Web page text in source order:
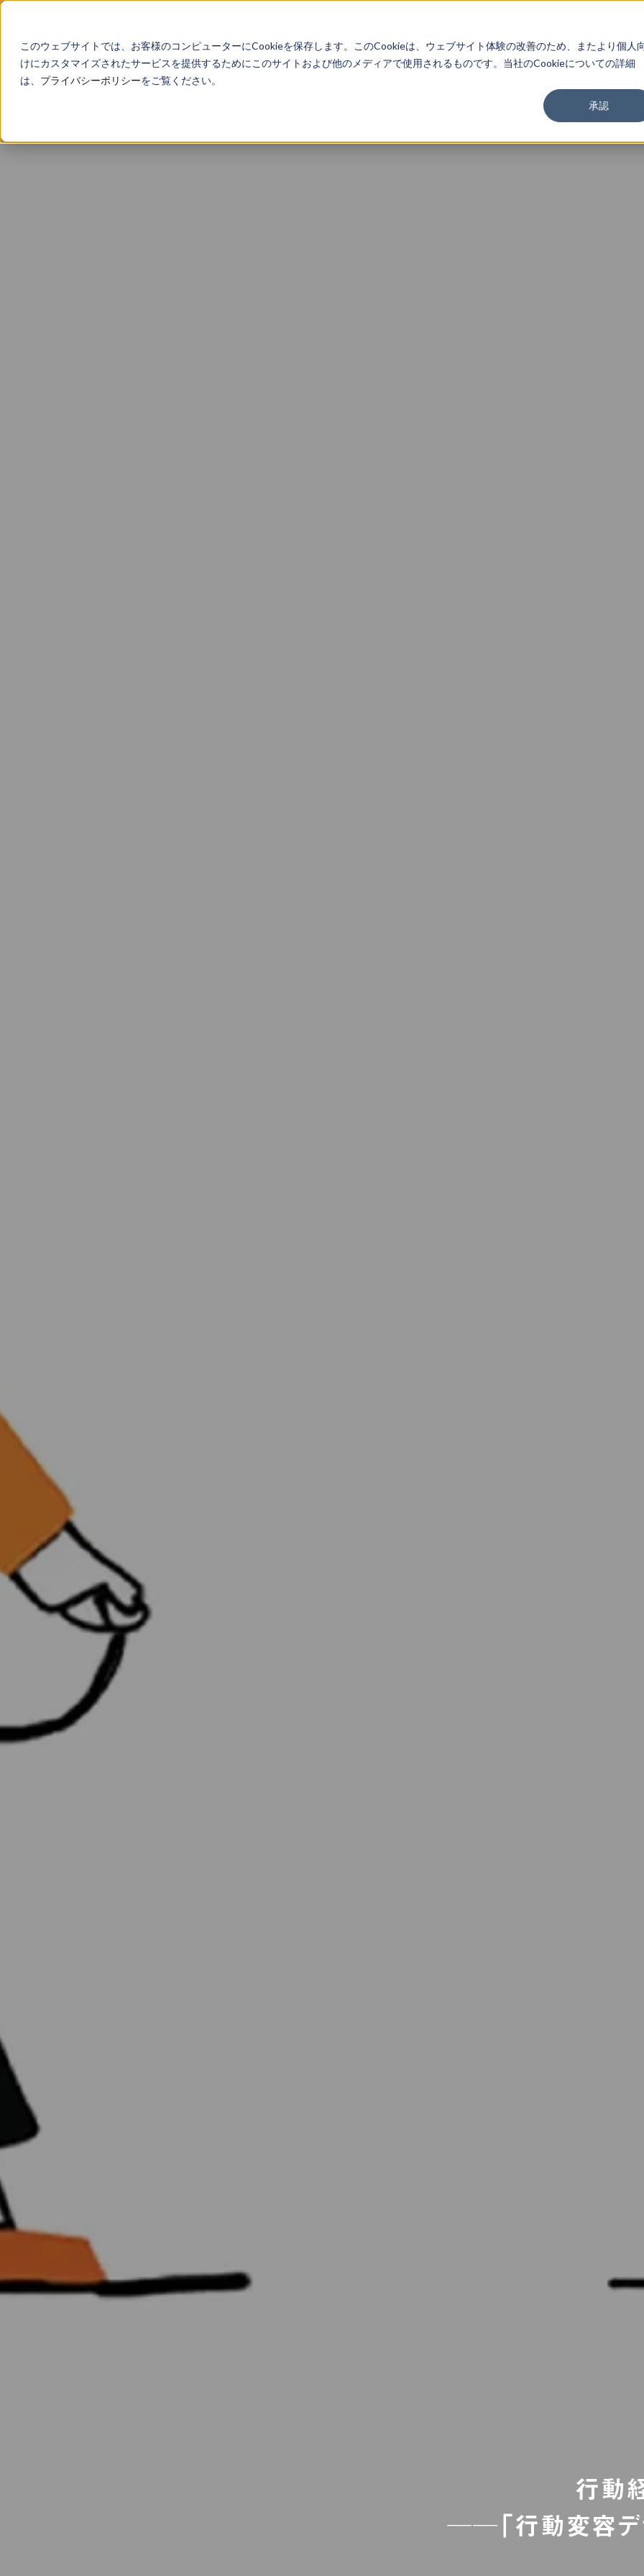
このウェブサイトでは、お客様のコンピューターにCookieを保存します。このCookieは、ウェブサイト体験の改善のため、またより個人
けにカスタマイズされたサービスを提供するためにこのサイトおよび他のメディアで使用されるものです。当社のCookieについての詳細
は、 プライバシーポリシーをご覧ください。
承認
About Service Work Findings
行動
──「行動変容デ